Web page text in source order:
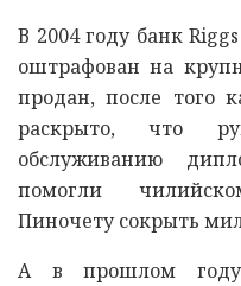
В 2004 году банк
оштрафован на
продан, после того
раскрыто, что
обслуживанию
помогли
Пиночету сокрыть
А в прошлом году